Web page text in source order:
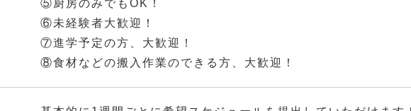
⑤厨房のみでもOK！
⑥未経験者大歓迎！
⑦進学予定の方、大歓迎！
⑧食材などの搬入作業のできる方、大歓迎！